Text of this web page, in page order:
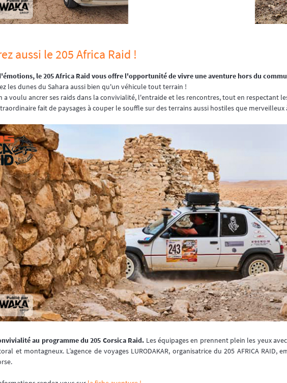
aussi le 205 Africa Raid !
le 205 Africa Raid vous offre l'opportunité de vivre une aventure hors du
les dunes du Sahara aussi bien qu'un véhicule tout terrain !
a voulu ancrer ses raids dans la convivialité, l'entraide et les rencontres, tout en respectant
fait de paysages à couper le souffle sur des terrains aussi hostiles que
au programme du 205 Corsica Raid. Les équipages en prennent plein les yeux
et montagneux. L’agence de voyages LURODAKAR, organisatrice du 205 AFRICA